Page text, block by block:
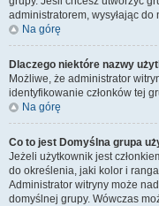
administratorem, wysyłając
Na górę
Dlaczego niektóre nazwy
Możliwe, że administrator
identyfikowanie członków tej
Na górę
Co to jest Domyślna grupa
Jeżeli użytkownik jest
do określenia, jaki kolor i
Administrator witryny może
domyślnej grupy. Wówczas